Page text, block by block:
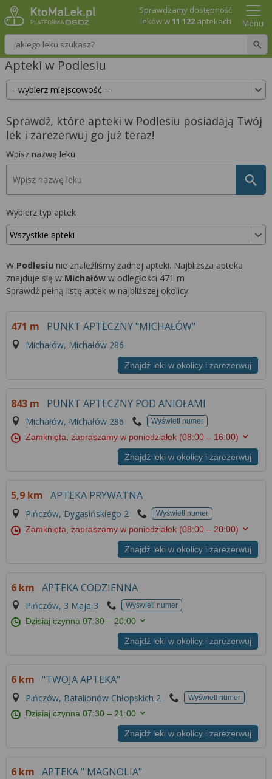
Wpisz nazwę leku
Sprawdzamy dostępność
leków w11 122aptekach Menu
Apteki w Podlesiu
Sprawdź, które apteki w Podlesiu posiadają Twój
lek i zarezerwuj go już teraz!
Wpisz nazwę leku
Wybierz typ aptek
W Podlesiu nie znaleźliśmy żadnej apteki. Najbliższa apteka
znajduje się w Michałów w odległości 471 m
Sprawdź pełną listę aptek w najbliższej okolicy.
471 m PUNKT APTECZNY "MICHAŁÓW"
Michałów, Michałów 286
Znajdź leki w okolicy i zarezerwuj
843 m PUNKT APTECZNY POD ANIOŁAMI
Michałów, Michałów 286 Wyświetl numer
Zamknięta, zapraszamy w poniedziałek (08:00 – 16:00)
Znajdź leki w okolicy i zarezerwuj
5,9 km APTEKA PRYWATNA
Pińczów, Dygasińskiego 2 Wyświetl numer
Zamknięta, zapraszamy w poniedziałek (08:00 – 20:00)
Znajdź leki w okolicy i zarezerwuj
6 km APTEKA CODZIENNA
Pińczów, 3 Maja 3 Wyświetl numer
Dzisiaj czynna07:30 – 20:00
Znajdź leki w okolicy i zarezerwuj
6 km "TWOJA APTEKA"
Pińczów, Batalionów Chłopskich 2 Wyświetl numer
Dzisiaj czynna07:30 – 21:00
Znajdź leki w okolicy i zarezerwuj
6 km APTEKA " MAGNOLIA"